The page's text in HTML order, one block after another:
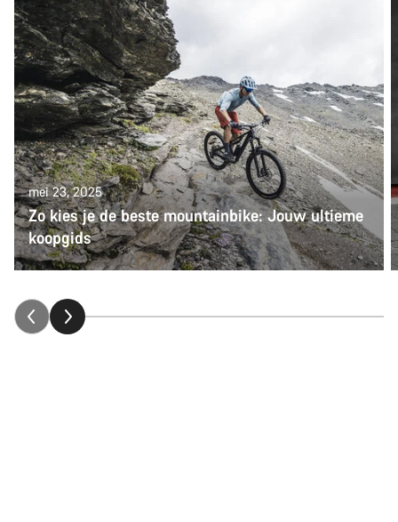
mei 23, 2025
Zo kies je de beste mountainbike: Jouw ultieme
koopgids